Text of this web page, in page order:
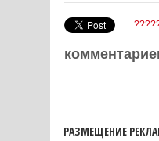
РАЗМЕЩЕНИЕ